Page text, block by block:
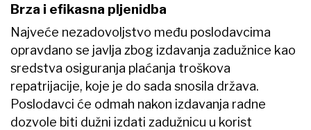
Brza i efikasna pljenidba
Najveće nezadovoljstvo među poslodavcima
opravdano se javlja zbog izdavanja zadužnice kao
sredstva osiguranja plaćanja troškova
repatrijacije, koje je do sada snosila država.
Poslodavci će odmah nakon izdavanja radne
dozvole biti dužni izdati zadužnicu u korist